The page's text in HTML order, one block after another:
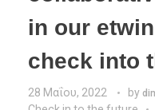
in our
check into
28 Μαΐου, 2022 by